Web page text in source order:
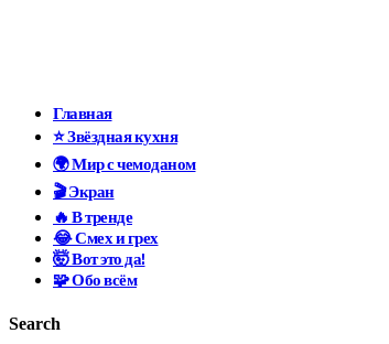
Главная
⭐ Звёздная кухня
🌍 Мир с чемоданом
🎬 Экран
🔥 В тренде
😂 Смех и грех
🤯 Вот это да!
🧩 Обо всём
Search